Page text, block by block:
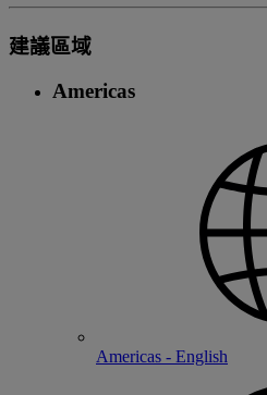
建議區域
Americas
Americas - English